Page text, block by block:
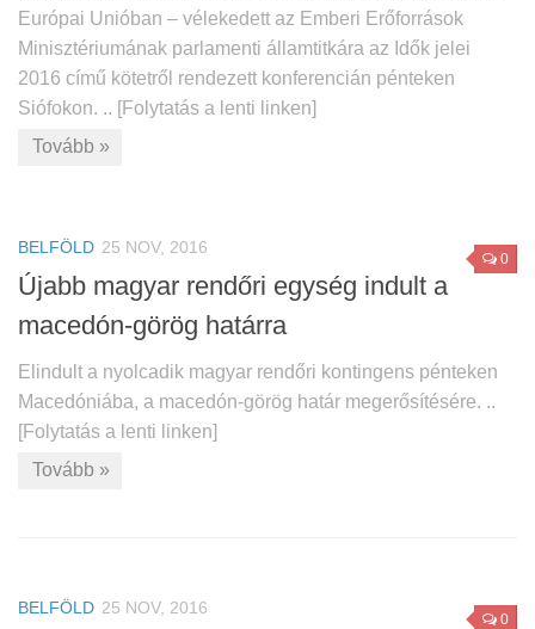
Európai Unióban – vélekedett az Emberi Erőforrások
Minisztériumának parlamenti államtitkára az Idők jelei
2016 című kötetről rendezett konferencián pénteken
Siófokon. .. [Folytatás a lenti linken]
Tovább »
0
BELFÖLD 25 NOV, 2016
Újabb magyar rendőri egység indult a
macedón-görög határra
Elindult a nyolcadik magyar rendőri kontingens pénteken
Macedóniába, a macedón-görög határ megerősítésére. ..
[Folytatás a lenti linken]
Tovább »
0
BELFÖLD 25 NOV, 2016